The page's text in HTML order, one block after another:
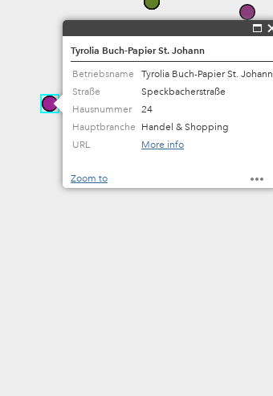
Ortswärme St. Johann in Tirol GmbH
Tyrolia Buch-Papier St. Johann
Betriebsname
Tyrolia Buch-Papier St. Johann
Straße
Speckbacherstraße
Hausnummer
24
Hauptbranche Handel & Shopping
URL
More info
Zoom to